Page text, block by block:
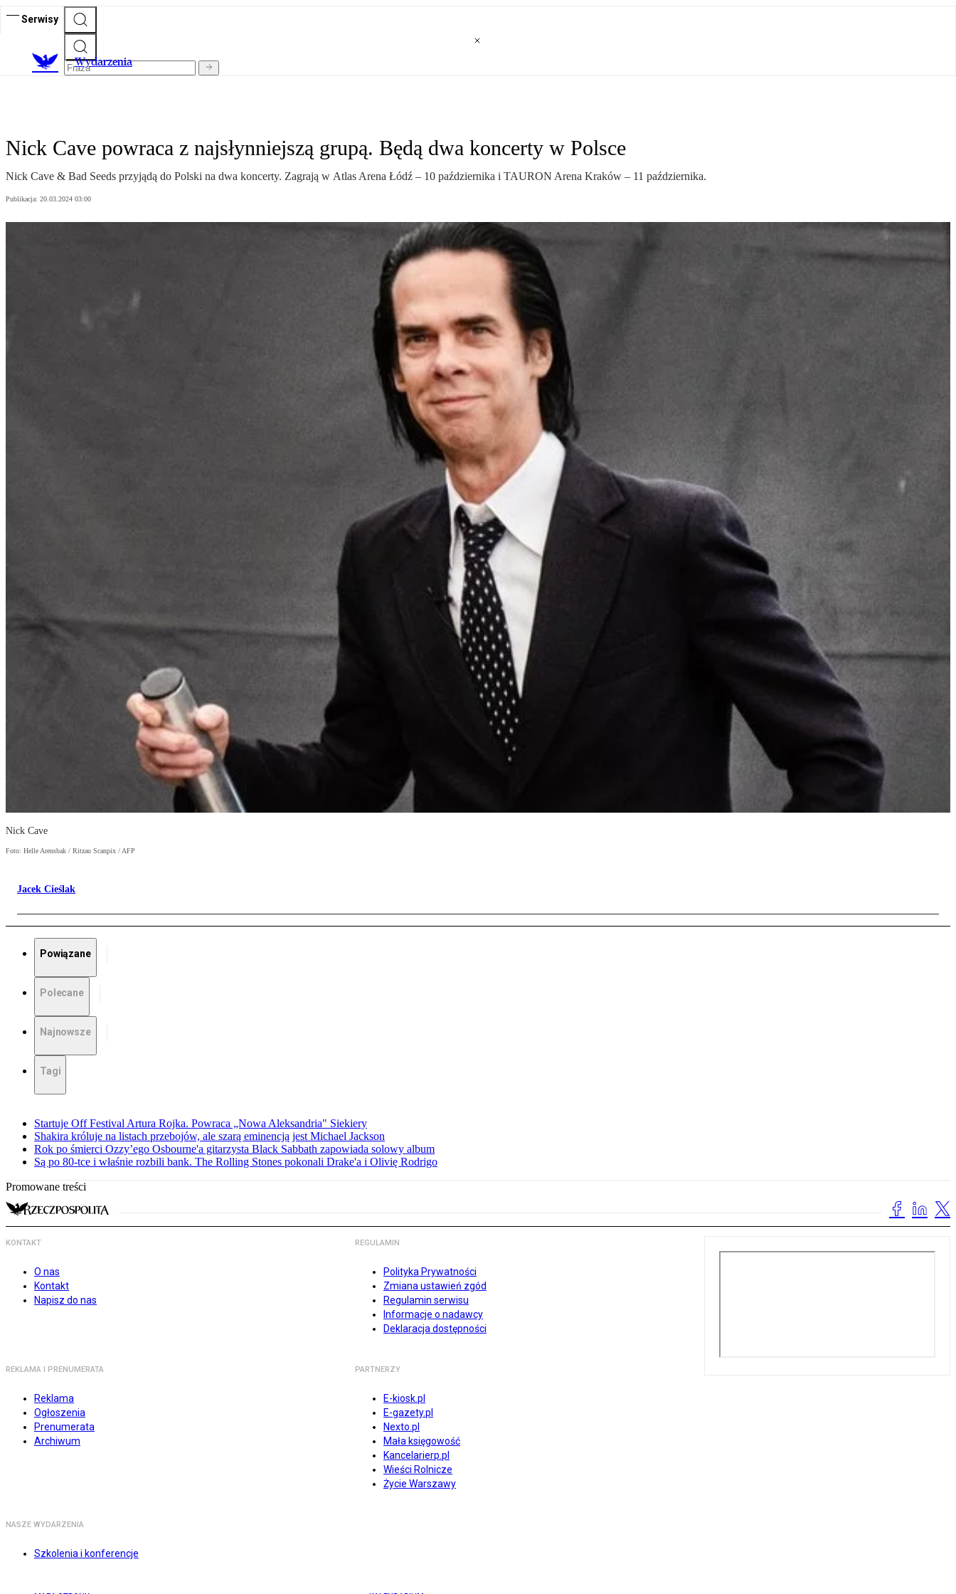
Serwisy
Wydarzenia
Nick Cave powraca z najsłynniejszą grupą. Będą dwa koncerty w Polsce
Nick Cave & Bad Seeds przyjądą do Polski na dwa koncerty. Zagrają w Atlas Arena Łódź – 10 października i TAURON Arena Kraków – 11 października.
Publikacja: 20.03.2024 03:00
Nick Cave
Foto: Helle Arensbak / Ritzau Scanpix / AFP
Jacek Cieślak
Powiązane
Polecane
Najnowsze
Tagi
Startuje Off Festival Artura Rojka. Powraca „Nowa Aleksandria" Siekiery
Shakira króluje na listach przebojów, ale szarą eminencją jest Michael Jackson
Rok po śmierci Ozzy’ego Osbourne'a gitarzysta Black Sabbath zapowiada solowy album
Są po 80-tce i właśnie rozbili bank. The Rolling Stones pokonali Drake'a i Olivię Rodrigo
Promowane treści
KONTAKT
O nas
Kontakt
Napisz do nas
REGULAMIN
Polityka Prywatności
Zmiana ustawień zgód
Regulamin serwisu
Informacje o nadawcy
Deklaracja dostępności
REKLAMA I PRENUMERATA
Reklama
Ogłoszenia
Prenumerata
Archiwum
PARTNERZY
E-kiosk.pl
E-gazety.pl
Nexto.pl
Mała księgowość
Kancelarierp.pl
Wieści Rolnicze
Życie Warszawy
NASZE WYDARZENIA
Szkolenia i konferencje